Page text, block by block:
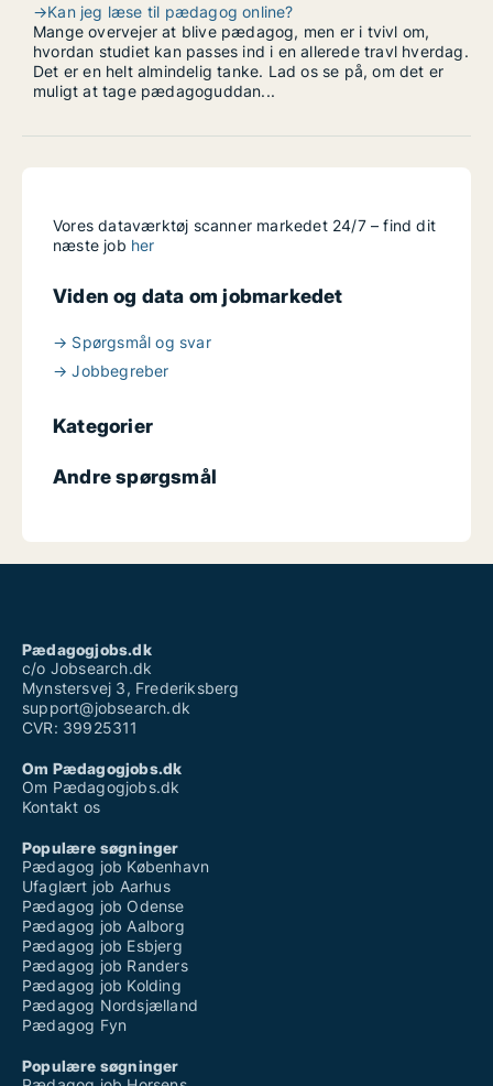
→Kan jeg læse til pædagog online?
Mange overvejer at blive pædagog, men er i tvivl om,
hvordan studiet kan passes ind i en allerede travl hverdag.
Det er en helt almindelig tanke. Lad os se på, om det er
muligt at tage pædagoguddan...
Vores dataværktøj scanner markedet 24/7 – find dit
næste job her
Viden og data om jobmarkedet
→ Spørgsmål og svar
→ Jobbegreber
Kategorier
Andre spørgsmål
Pædagogjobs.dk
c/o Jobsearch.dk
Mynstersvej 3, Frederiksberg
support@jobsearch.dk
CVR: 39925311
Om Pædagogjobs.dk
Om Pædagogjobs.dk
Kontakt os
Populære søgninger
Pædagog job København
Ufaglært job Aarhus
Pædagog job Odense
Pædagog job Aalborg
Pædagog job Esbjerg
Pædagog job Randers
Pædagog job Kolding
Pædagog Nordsjælland
Pædagog Fyn
Populære søgninger